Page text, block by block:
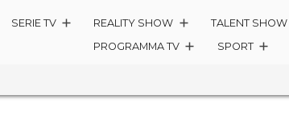
SERIE TV REALITY SHOW TALENT SHOW
PROGRAMMA TV
SPORT